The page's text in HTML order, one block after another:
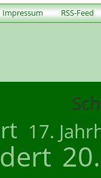
Impressum RSS-Feed
17.